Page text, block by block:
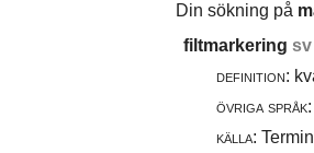
Din sökning på
filtmarkering sv
definition:
övriga språk:
källa: